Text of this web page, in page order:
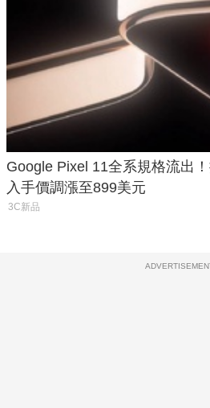
Google Pixel 11全系規格流出
入手價調漲至899美元
3C新品